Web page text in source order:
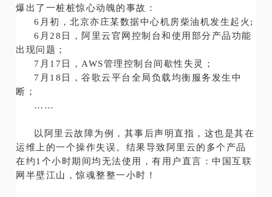
爆出了一桩桩惊心动魄的事故：
6月初，北京亦庄某数据中心机房柴油机发生起火;
6月28日，阿里云官网控制台和使用部分产品功能
出现问题；
7月17日，AWS管理控制台间歇性失灵；
7月18日，谷歌云平台全局负载均衡服务发生中
断；
……
以阿里云故障为例，其事后声明直指，这也是其在
运维上的一个操作失误。结果导致阿里云的多个产品
在约1个小时期间均无法使用，有用户直言：中国互联
网半壁江山，惊魂整整一小时！